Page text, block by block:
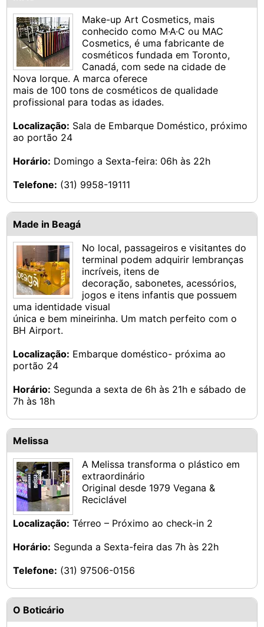
Make-up Art Cosmetics, mais
conhecido como M·A·C ou MAC
Cosmetics, é uma fabricante de
cosméticos fundada em Toronto,
Canadá, com sede na cidade de
Nova Iorque. A marca oferece
mais de 100 tons de cosméticos de qualidade
profissional para todas as idades.
Localização: Sala de Embarque Doméstico, próximo
ao portão 24
Horário: Domingo a Sexta-feira: 06h às 22h
Telefone: (31) 9958-19111
Made in Beagá
No local, passageiros e visitantes do
terminal podem adquirir lembranças
incríveis, itens de
decoração, sabonetes, acessórios,
jogos e itens infantis que possuem
uma identidade visual
única e bem mineirinha. Um match perfeito com o
BH Airport.
Localização: Embarque doméstico- próxima ao
portão 24
Horário: Segunda a sexta de 6h às 21h e sábado de
7h às 18h
Melissa
A Melissa transforma o plástico em
extraordinário
Original desde 1979 Vegana &
Reciclável
Localização: Térreo – Próximo ao check-in 2
Horário: Segunda a Sexta-feira das 7h às 22h
Telefone: (31) 97506-0156
O Boticário